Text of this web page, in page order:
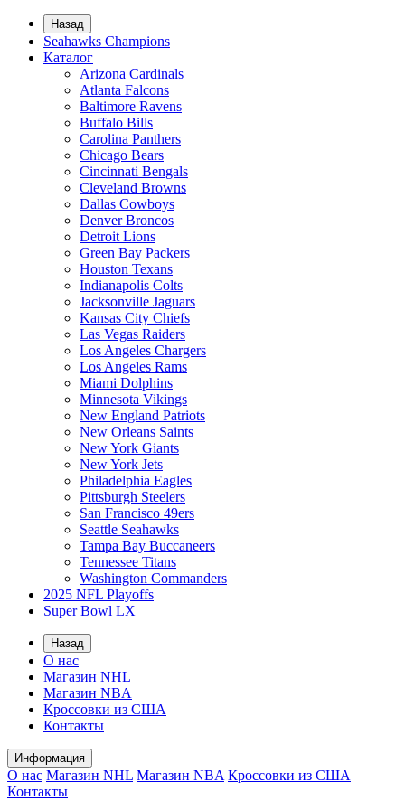
Назад
Seahawks Champions
Каталог
Arizona Cardinals
Atlanta Falcons
Baltimore Ravens
Buffalo Bills
Carolina Panthers
Chicago Bears
Cincinnati Bengals
Cleveland Browns
Dallas Cowboys
Denver Broncos
Detroit Lions
Green Bay Packers
Houston Texans
Indianapolis Colts
Jacksonville Jaguars
Kansas City Chiefs
Las Vegas Raiders
Los Angeles Chargers
Los Angeles Rams
Miami Dolphins
Minnesota Vikings
New England Patriots
New Orleans Saints
New York Giants
New York Jets
Philadelphia Eagles
Pittsburgh Steelers
San Francisco 49ers
Seattle Seahawks
Tampa Bay Buccaneers
Tennessee Titans
Washington Commanders
2025 NFL Playoffs
Super Bowl LX
Назад
О нас
Магазин NHL
Магазин NBA
Кроссовки из США
Контакты
Информация
О нас Магазин NHL Магазин NBA Кроссовки из США
Контакты